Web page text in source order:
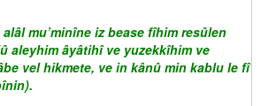
mu’minîne iz bease fîhim resûlen
aleyhim âyâtihî ve yuzekkîhim ve
vel hikmete, ve in kânû min kablu le fî